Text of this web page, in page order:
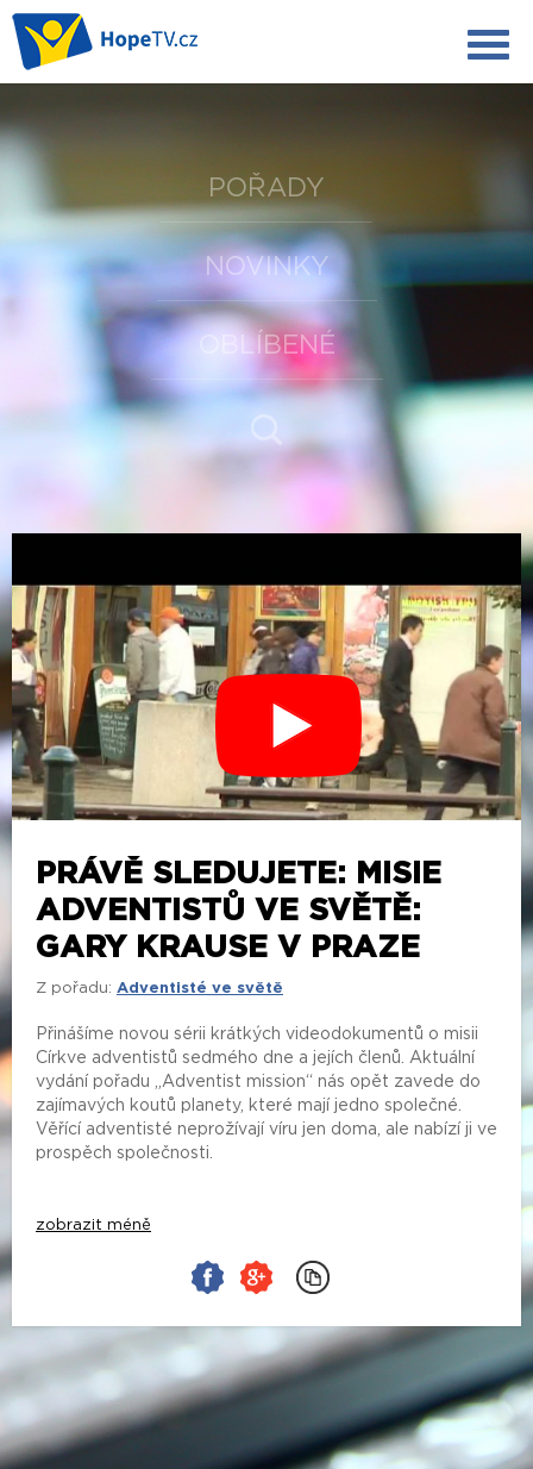
POŘADY
NOVINKY
OBLÍBENÉ
PRÁVĚ SLEDUJETE: MISIE
ADVENTISTŮ VE SVĚTĚ:
GARY KRAUSE V PRAZE
Z pořadu: Adventisté ve světě
Přinášíme novou sérii krátkých videodokumentů o misii
Církve adventistů sedmého dne a jejích členů. Aktuální
vydání pořadu „Adventist mission“ nás opět zavede do
zajímavých koutů planety, které mají jedno společné.
Věřící adventisté neprožívají víru jen doma, ale nabízí ji ve
prospěch společnosti.
zobrazit méně